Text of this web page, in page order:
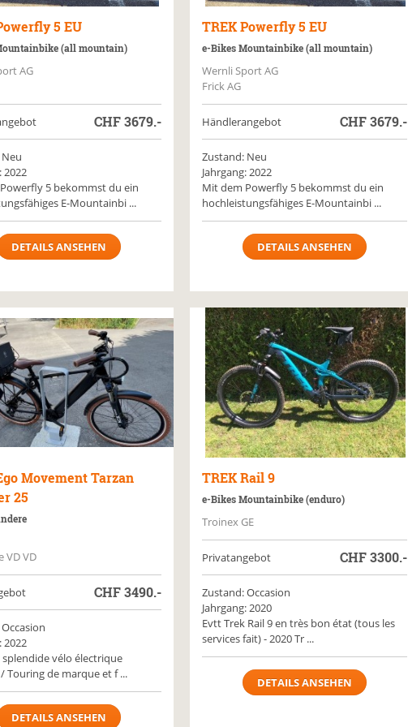
5 EU
(all mountain)
AG
CHF3679.-
2022
5 bekommst du ein
E-Mountainbi ...
DETAILS ANSEHEN
TREKPowerfly 5 EU
e-Bikes Mountainbike (all mountain)
Wernli Sport AG
Frick AG
Händlerangebot CHF3679.-
Zustand: Neu
Jahrgang: 2022
Mit dem Powerfly 5 bekommst du ein
hochleistungsfähiges E-Mountainbi ...
DETAILS ANSEHEN
Movement Tarzan
25
VD VD
CHF3490.-
2022
vélo électrique
Touring de marque et f ...
DETAILS ANSEHEN
TREKRail 9
e-Bikes Mountainbike (enduro)
Troinex GE
Privatangebot CHF3300.-
Zustand: Occasion
Jahrgang: 2020
Evtt Trek Rail 9 en très bon état (tous les
services fait) - 2020 Tr ...
DETAILS ANSEHEN